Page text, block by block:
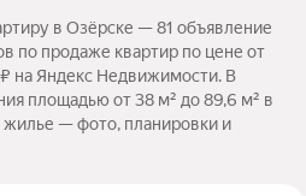
в Озёрске — 81 объявление
по продаже квартир по цене от
на Яндекс Недвижимости. В
площадью от 38 м² до 89,6 м² в
жилье — фото, планировки и